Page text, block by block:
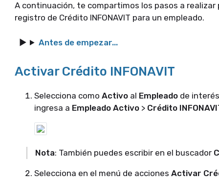
A continuación, te compartimos los pasos a realizar
registro de Crédito INFONAVIT para un empleado.
Antes de empezar...
Activar Crédito INFONAVIT
Selecciona como Activo al Empleado de
ingresa a Empleado Activo > Crédito
Nota: También puedes escribir en el buscador
Selecciona en el menú de acciones Activar